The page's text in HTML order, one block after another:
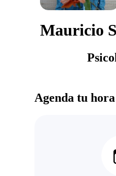
Mauricio
Agenda tu hora